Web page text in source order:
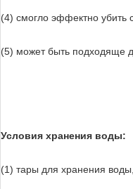
(4) смогло эффектно убить
(5) может быть подходяще
Условия хранения воды:
(1) тары для хранения